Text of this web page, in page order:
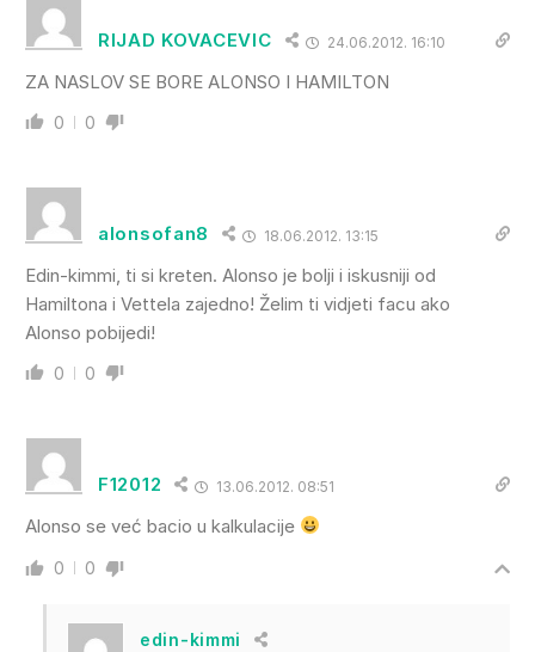
RIJAD KOVACEVIC 24.06.2012. 16:10
ZA NASLOV SE BORE ALONSO I HAMILTON
0 0
alonsofan8 18.06.2012. 13:15
Edin-kimmi, ti si kreten. Alonso je bolji i iskusniji od
Hamiltona i Vettela zajedno! Želim ti vidjeti facu ako
Alonso pobijedi!
0 0
F12012 13.06.2012. 08:51
Alonso se već bacio u kalkulacije
0 0
edin-kimmi